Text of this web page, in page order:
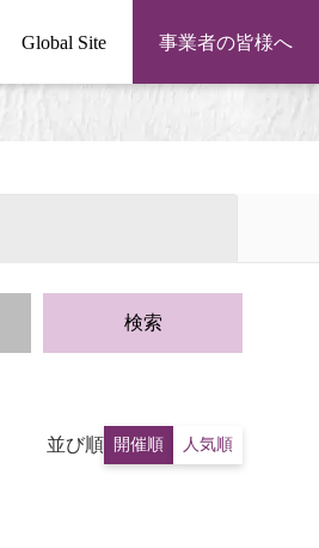
Global Site 事業者の皆様へ
検索
並び順 開催順 人気順